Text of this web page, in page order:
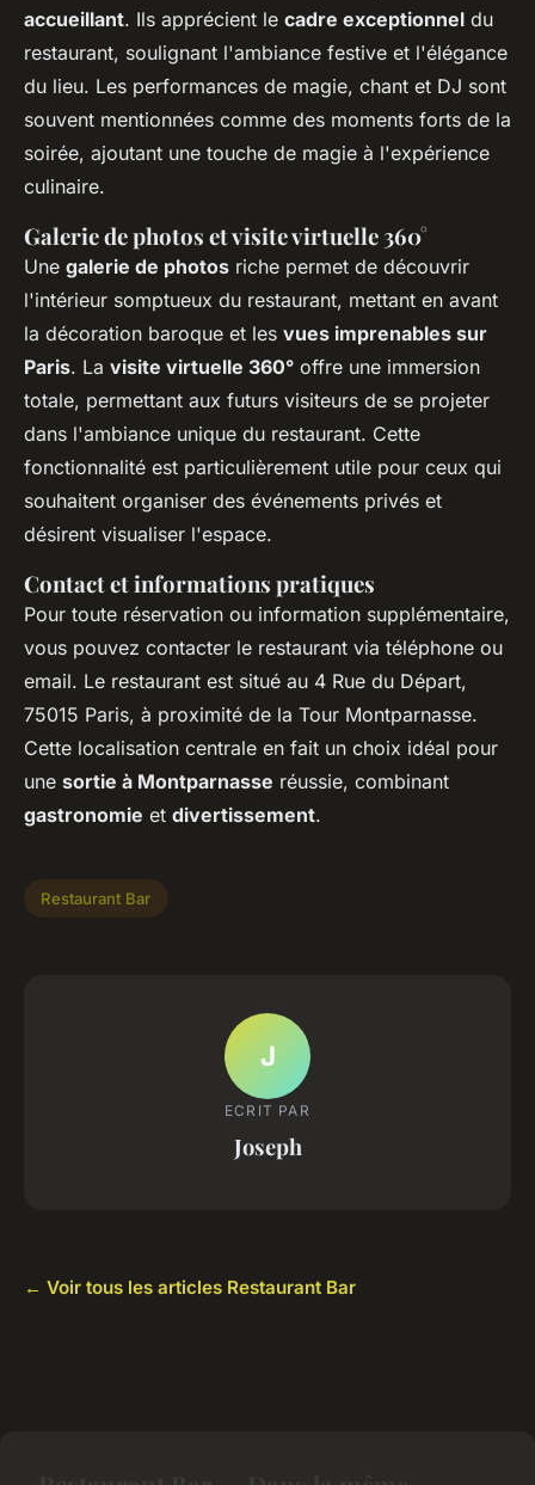
accueillant. Ils apprécient le cadre exceptionnel du
restaurant, soulignant l'ambiance festive et l'élégance
du lieu. Les performances de magie, chant et DJ sont
souvent mentionnées comme des moments forts de la
soirée, ajoutant une touche de magie à l'expérience
culinaire.
Galerie de photos et visite virtuelle 360°
Une galerie de photos riche permet de découvrir
l'intérieur somptueux du restaurant, mettant en avant
la décoration baroque et les vues imprenables sur
Paris. La visite virtuelle 360° offre une immersion
totale, permettant aux futurs visiteurs de se projeter
dans l'ambiance unique du restaurant. Cette
fonctionnalité est particulièrement utile pour ceux qui
souhaitent organiser des événements privés et
désirent visualiser l'espace.
Contact et informations pratiques
Pour toute réservation ou information supplémentaire,
vous pouvez contacter le restaurant via téléphone ou
email. Le restaurant est situé au 4 Rue du Départ,
75015 Paris, à proximité de la Tour Montparnasse.
Cette localisation centrale en fait un choix idéal pour
une sortie à Montparnasse réussie, combinant
gastronomie et divertissement.
Restaurant Bar
J
ECRIT PAR
Joseph
← Voir tous les articles Restaurant Bar